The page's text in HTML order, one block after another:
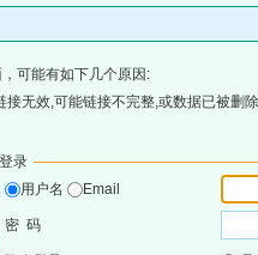
可能有如下几个原因:
无效,可能链接不完整,或数据已被删
登录
用户名
Email
密 码